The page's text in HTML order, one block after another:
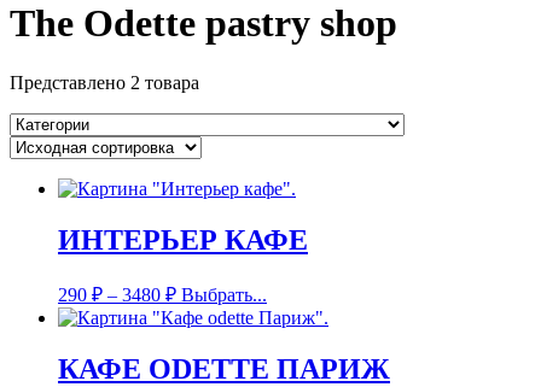
The Odette pastry shop
Представлено 2 товара
ИНТЕРЬЕР КАФЕ
290 ₽ – 3480 ₽ Выбрать...
КАФЕ ODETTE ПАРИЖ